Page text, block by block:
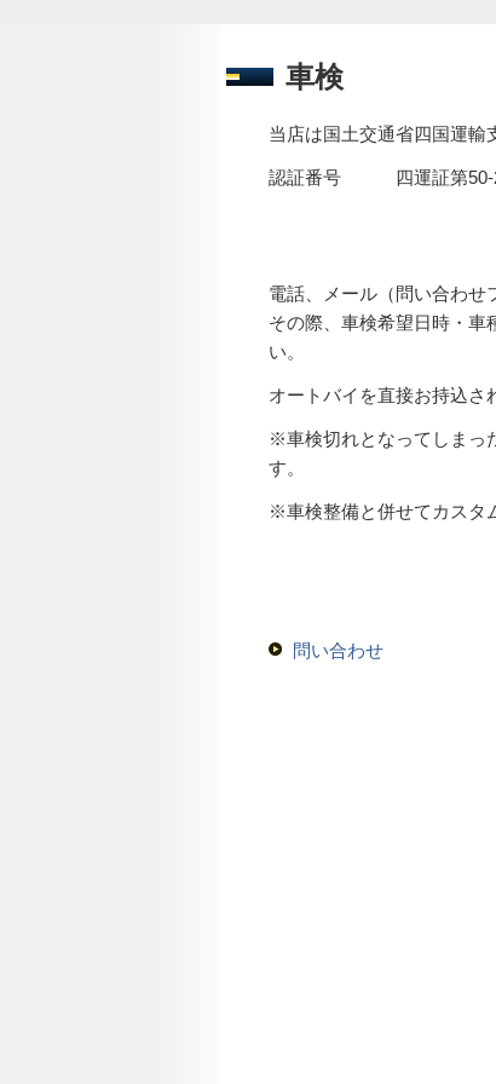
車検
当店は国土交通省四国運輸
認証番号 四運証第50-
電話、メール（問い合わせ
その際、車検希望日時・車
い。
オートバイを直接お持込さ
※車検切れとなってしまっ
す。
※車検整備と併せてカスタ
問い合わせ